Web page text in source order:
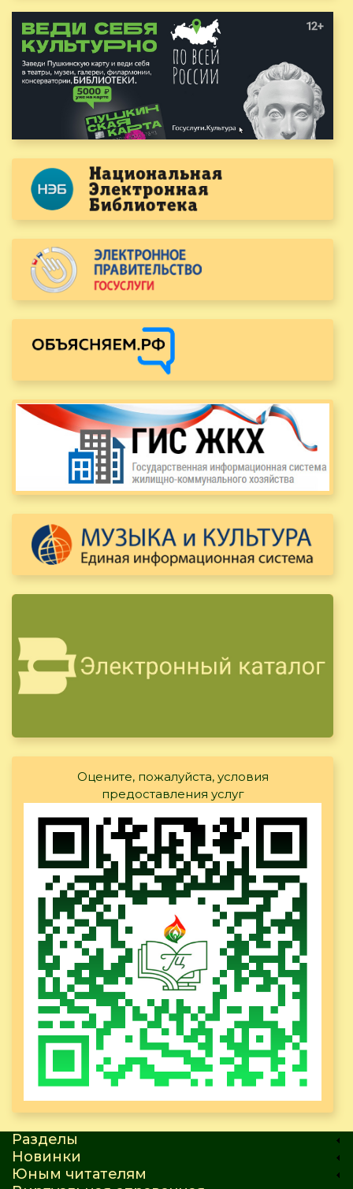
Оцените, пожалуйста, условия
предоставления услуг
Разделы
Новинки
Юным читателям